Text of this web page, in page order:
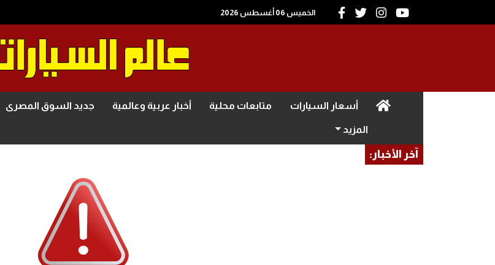
الخميس 06 أغسطس 2026
(current) أسعار السيارات متابعات محلية أخبار عربية وعالمية جديد السوق المصرى
المزيد
آخر الأخبار: